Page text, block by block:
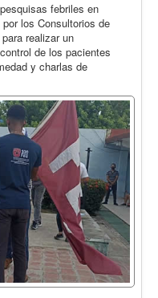
febriles en
los Consultorios de
realizar un
de los pacientes
y charlas de